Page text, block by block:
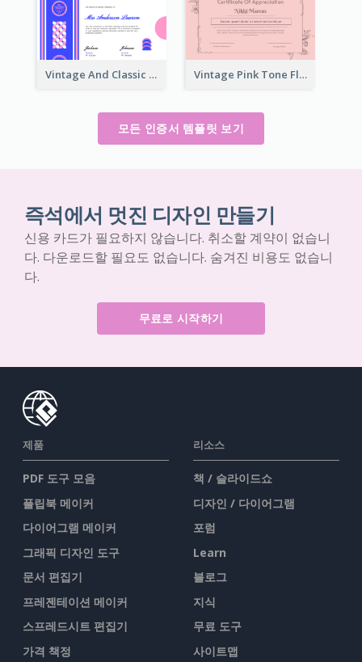
Vintage And Classic Vibrant Certificate Design Ideas Vintage Pink Tone Floral Certificate Design For Recommendation
모든 인증서 템플릿 보기
즉석에서 멋진 디자인 만들기
신용 카드가 필요하지 않습니다. 취소할 계약이 없습니
다. 다운로드할 필요도 없습니다. 숨겨진 비용도 없습니
다.
무료로 시작하기
제품
PDF 도구 모음
플립북 메이커
다이어그램 메이커
그래픽 디자인 도구
문서 편집기
프레젠테이션 메이커
스프레드시트 편집기
가격 책정
리소스
책 / 슬라이드쇼
디자인 / 다이어그램
포럼
Learn
블로그
지식
무료 도구
사이트맵